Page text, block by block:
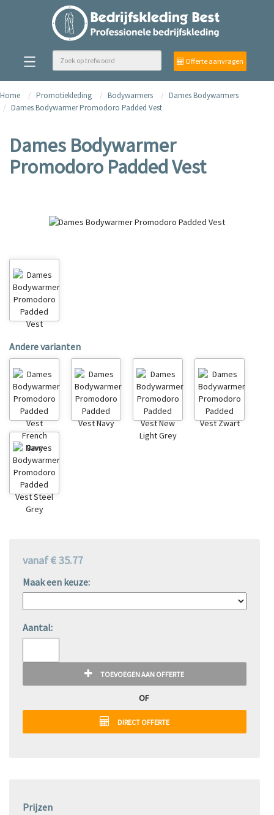
Offerte aanvragen
Home Promotiekleding Bodywarmers
Dames Bodywarmers
Dames Bodywarmer Promodoro Padded Vest
Dames Bodywarmer
Promodoro Padded Vest
Andere varianten
vanaf € 35.77
Maak een keuze:
Aantal:
TOEVOEGEN AAN OFFERTE
OF
DIRECT OFFERTE
Prijzen